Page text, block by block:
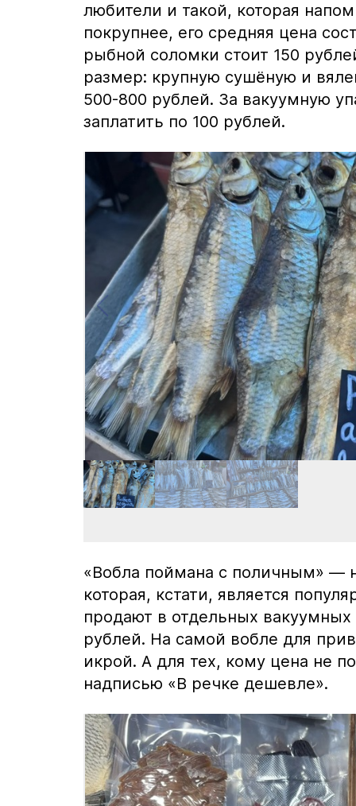
любители и такой, которая
покрупнее, его средняя цена
рыбной соломки стоит 150
размер: крупную сушёную и
500-800 рублей. За вакуумную
заплатить по 100 рублей.
«Вобла поймана с поличным» —
которая, кстати, является
продают в отдельных
рублей. На самой вобле для
икрой. А для тех, кому цена не
надписью «В речке дешевле».